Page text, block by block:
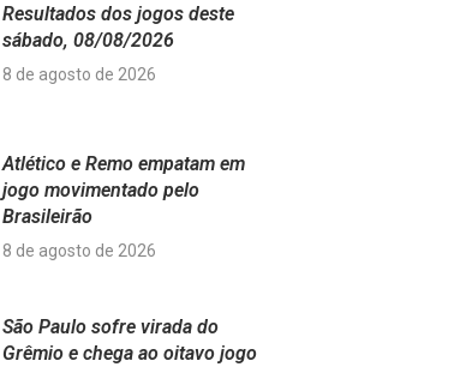
Resultados dos jogos deste
sábado, 08/08/2026
8 de agosto de 2026
Atlético e Remo empatam em
jogo movimentado pelo
Brasileirão
8 de agosto de 2026
São Paulo sofre virada do
Grêmio e chega ao oitavo jogo